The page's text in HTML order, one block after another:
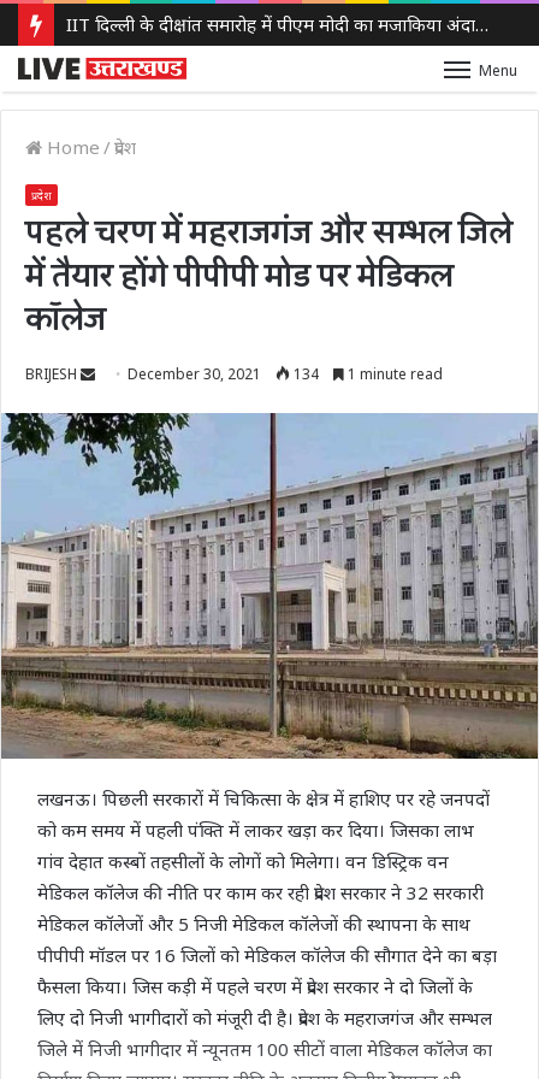
IIT दिल्ली के दीक्षांत समारोह में पीएम मोदी का मजाकिया अंदाज, बोले – ‘मैं बाबा बागेश्वर नहीं हूं, लेकिन मन में कुछ तो चल रहा होगा’
Menu
Home /प्रदेश
प्रदेश
पहले चरण में महराजगंज और सम्भल जिले
में तैयार होंगे पीपीपी मोड पर मेडिकल
कॉलेज
BRIJESH
Send
email
December 30, 2021 134 1 minute read
लखनऊ। पिछली सरकारों में चिकित्‍सा के क्षेत्र में हाशिए पर रहे जनपदों
को कम समय में पहली पंक्ति में लाकर खड़ा कर दिया। जिसका लाभ
गांव देहात कस्‍बों तहसीलों के लोगों को मिलेगा। वन डिस्‍ट्रिक वन
मेडिकल कॉलेज की नीति पर काम कर रही प्रदेश सरकार ने 32 सरकारी
मेडिकल कॉलेजों और 5 निजी मेडिकल कॉलेजों की स्थापना के साथ
पीपीपी मॉडल पर 16 जिलों को मेडिकल कॉलेज की सौगात देने का बड़ा
फैसला किया। जिस कड़ी में पहले चरण में प्रदेश सरकार ने दो जिलों के
लिए दो निजी भागीदारों को मंजूरी दी है। प्रदेश के महराजगंज और सम्भल
जिले में निजी भागीदार में न्यूनतम 100 सीटों वाला मेडिकल कॉलेज का